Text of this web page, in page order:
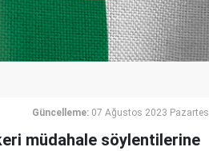
Güncelleme: 07 Ağustos 2023
müdahale söylentilerine